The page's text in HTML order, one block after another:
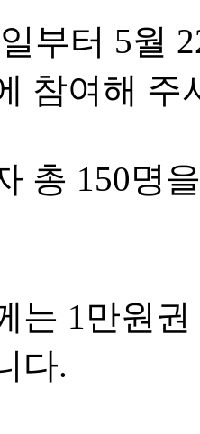
부터 5월
참여해 주
총 150명
는 1만원
다.